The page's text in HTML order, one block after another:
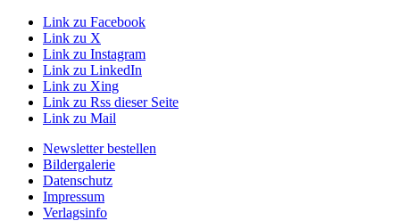
Link zu Facebook
Link zu X
Link zu Instagram
Link zu LinkedIn
Link zu Xing
Link zu Rss dieser Seite
Link zu Mail
Newsletter bestellen
Bildergalerie
Datenschutz
Impressum
Verlagsinfo